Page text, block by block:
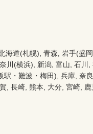
海道(札幌), 青森, 岩手(盛
川(横浜), 新潟, 富山, 石川
・難波・梅田), 兵庫, 奈
, 長崎, 熊本, 大分, 宮崎,